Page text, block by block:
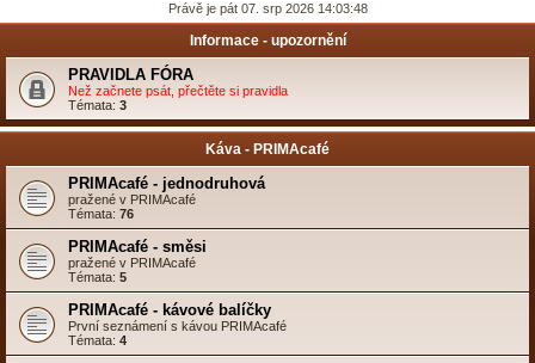
Právě je pát 07. srp 2026 14:03:48
Informace - upozornění
PRAVIDLA FÓRA
Než začnete psát, přečtěte si pravidla
Témata: 3
Káva - PRIMAcafé
PRIMAcafé - jednodruhová
pražené v PRIMAcafé
Témata: 76
PRIMAcafé - směsi
pražené v PRIMAcafé
Témata: 5
PRIMAcafé - kávové balíčky
První seznámení s kávou PRIMAcafé
Témata: 4